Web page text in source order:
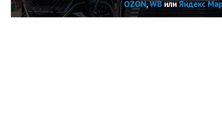
OZON,WBилиЯндекс